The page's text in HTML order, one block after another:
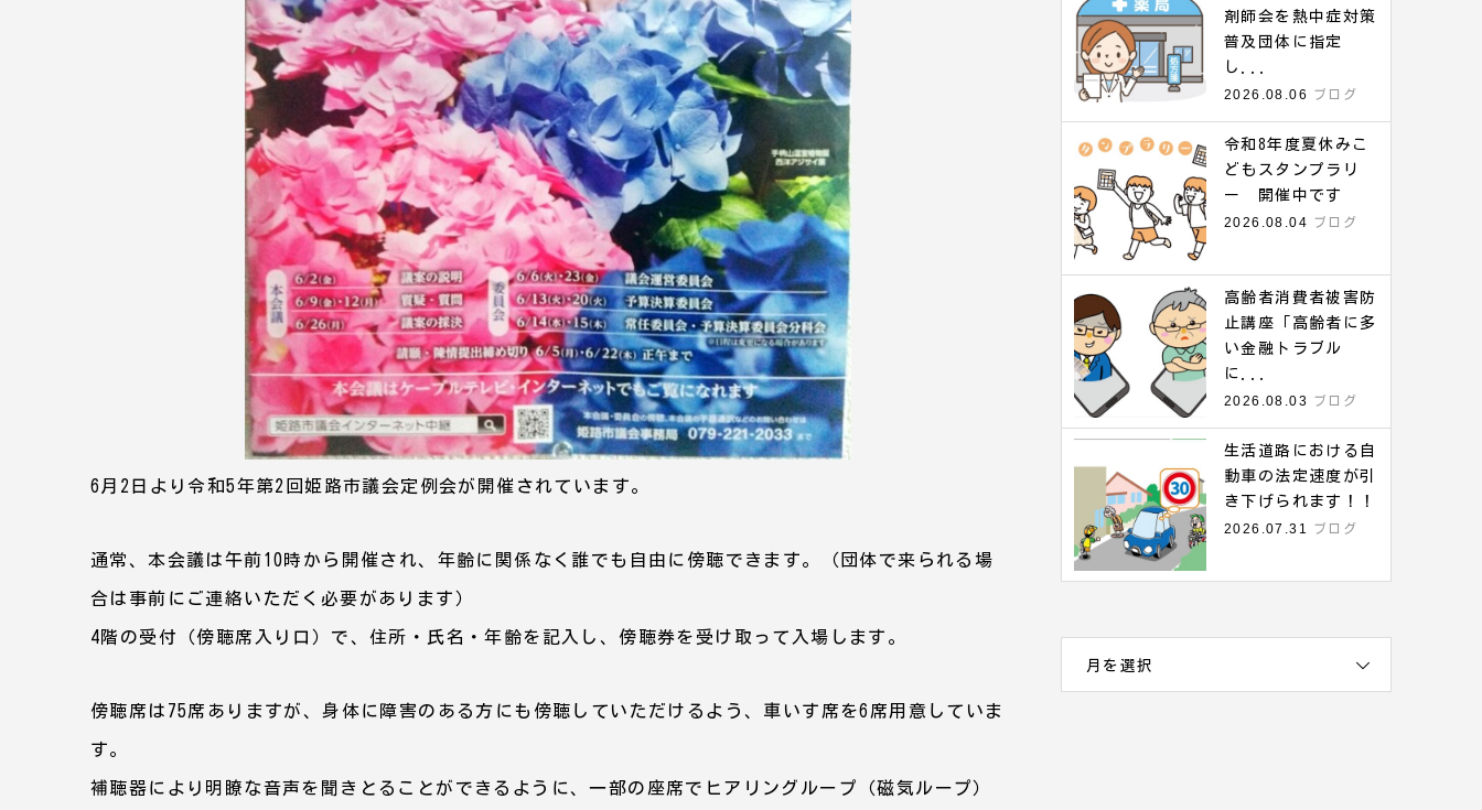
6月2日より令和5年第2回姫路市議会定例会が開催されています。
通常、本会議は午前10時から開催され、年齢に関係なく誰でも自由に傍聴できます。（団体で来られる場
合は事前にご連絡いただく必要があります）
4階の受付（傍聴席入り口）で、住所・氏名・年齢を記入し、傍聴券を受け取って入場します。
傍聴席は75席ありますが、身体に障害のある方にも傍聴していただけるよう、車いす席を6席用意していま
す。
補聴器により明瞭な音声を聞きとることができるように、一部の座席でヒアリングループ（磁気ループ）
剤師会を熱中症対策
普及団体に指定
し...
2026.08.06
ブログ
令和8年度夏休みこ
どもスタンプラリ
ー 開催中です
2026.08.04 ブログ
高齢者消費者被害防
止講座「高齢者に多
い金融トラブル
に...
2026.08.03 ブログ
生活道路における自
動車の法定速度が引
き下げられます！！
2026.07.31
ブログ
月を選択